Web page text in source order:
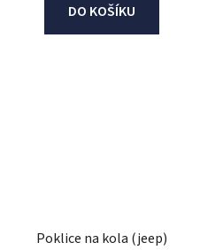
DO KOŠÍKU
Poklice na kola (jeep)